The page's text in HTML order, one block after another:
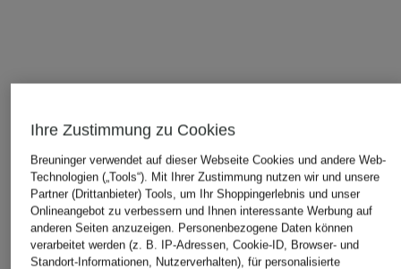
ÄHNLICHE ARTIKEL ENTDECKEN
Ihre Zustimmung zu Cookies
Breuninger verwendet auf dieser Webseite Cookies und andere Web-
Technologien („Tools“). Mit Ihrer Zustimmung nutzen wir und unsere
Partner (Drittanbieter) Tools, um Ihr Shoppingerlebnis und unser
Onlineangebot zu verbessern und Ihnen interessante Werbung auf
anderen Seiten anzuzeigen. Personenbezogene Daten können
verarbeitet werden (z. B. IP-Adressen, Cookie-ID, Browser- und
Standort-Informationen, Nutzerverhalten), für personalisierte